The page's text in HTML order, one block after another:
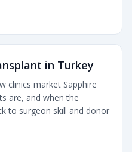
in Turkey
clinics market Sapphire
are, and when the
to surgeon skill and donor